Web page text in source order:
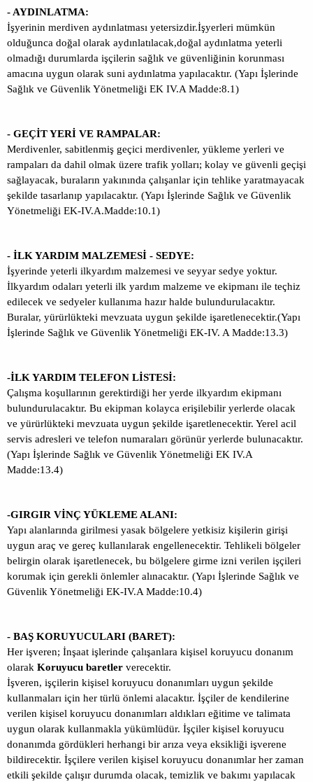
- AYDINLATMA:
İşyerinin merdiven aydınlatması yetersizdir.İşyerleri mümkün
olduğunca doğal olarak aydınlatılacak,doğal aydınlatma yeterli
olmadığı durumlarda işçilerin sağlık ve güvenliğinin korunması
amacına uygun olarak suni aydınlatma yapılacaktır. (Yapı İşlerinde
Sağlık ve Güvenlik Yönetmeliği EK IV.A Madde:8.1)
- GEÇİT YERİ VE RAMPALAR:
Merdivenler, sabitlenmiş geçici merdivenler, yükleme yerleri ve
rampaları da dahil olmak üzere trafik yolları; kolay ve güvenli geçişi
sağlayacak, buraların yakınında çalışanlar için tehlike yaratmayacak
şekilde tasarlanıp yapılacaktır. (Yapı İşlerinde Sağlık ve Güvenlik
Yönetmeliği EK-IV.A.Madde:10.1)
- İLK YARDIM MALZEMESİ - SEDYE:
İşyerinde yeterli ilkyardım malzemesi ve seyyar sedye yoktur.
İlkyardım odaları yeterli ilk yardım malzeme ve ekipmanı ile teçhiz
edilecek ve sedyeler kullanıma hazır halde bulundurulacaktır.
Buralar, yürürlükteki mevzuata uygun şekilde işaretlenecektir.(Yapı
İşlerinde Sağlık ve Güvenlik Yönetmeliği EK-IV. A Madde:13.3)
-İLK YARDIM TELEFON LİSTESİ:
Çalışma koşullarının gerektirdiği her yerde ilkyardım ekipmanı
bulundurulacaktır. Bu ekipman kolayca erişilebilir yerlerde olacak
ve yürürlükteki mevzuata uygun şekilde işaretlenecektir. Yerel acil
servis adresleri ve telefon numaraları görünür yerlerde bulunacaktır.
(Yapı İşlerinde Sağlık ve Güvenlik Yönetmeliği EK IV.A
Madde:13.4)
-GIRGIR VİNÇ YÜKLEME ALANI:
Yapı alanlarında girilmesi yasak bölgelere yetkisiz kişilerin girişi
uygun araç ve gereç kullanılarak engellenecektir. Tehlikeli bölgeler
belirgin olarak işaretlenecek, bu bölgelere girme izni verilen işçileri
korumak için gerekli önlemler alınacaktır. (Yapı İşlerinde Sağlık ve
Güvenlik Yönetmeliği EK-IV.A Madde:10.4)
- BAŞ KORUYUCULARI (BARET):
Her işveren; İnşaat işlerinde çalışanlara kişisel koruyucu donanım
olarak Koruyucu baretler verecektir.
İşveren, işçilerin kişisel koruyucu donanımları uygun şekilde
kullanmaları için her türlü önlemi alacaktır. İşçiler de kendilerine
verilen kişisel koruyucu donanımları aldıkları eğitime ve talimata
uygun olarak kullanmakla yükümlüdür. İşçiler kişisel koruyucu
donanımda gördükleri herhangi bir arıza veya eksikliği işverene
bildirecektir. İşçilere verilen kişisel koruyucu donanımlar her zaman
etkili şekilde çalışır durumda olacak, temizlik ve bakımı yapılacak